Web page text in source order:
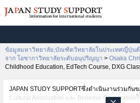
ข้อมูลมหาวิทยาลัย,บัณฑิตวิทยาลัยในประเทศญี่ปุ่นต้
จาก โอซากาวิทยาลัยระดับอนุปริญญา > Osaka
Childhood Education, EdTech Course, DXG
JAPAN STUDY SUPPORTซึ่งดำเนินงานร่วมกัน
Cultural Association และ Benesse